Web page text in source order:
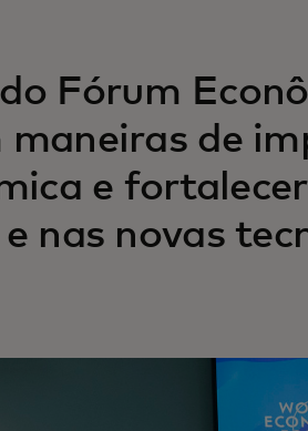
Fórum
maneiras de
e
nas novas